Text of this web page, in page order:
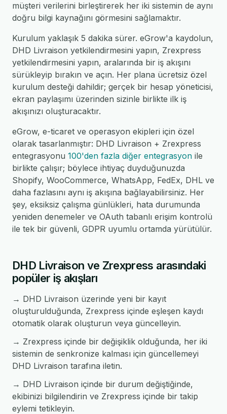
müşteri verilerini birleştirerek her iki sistemin de aynı
doğru bilgi kaynağını görmesini sağlamaktır.
Kurulum yaklaşık 5 dakika sürer. eGrow'a kaydolun,
DHD Livraison yetkilendirmesini yapın, Zrexpress
yetkilendirmesini yapın, aralarında bir iş akışını
sürükleyip bırakın ve açın. Her plana ücretsiz özel
kurulum desteği dahildir; gerçek bir hesap yöneticisi,
ekran paylaşımı üzerinden sizinle birlikte ilk iş
akışınızı oluşturacaktır.
eGrow, e-ticaret ve operasyon ekipleri için özel
olarak tasarlanmıştır: DHD Livraison + Zrexpress
entegrasyonu 100'den fazla diğer entegrasyon ile
birlikte çalışır; böylece ihtiyaç duyduğunuzda
Shopify, WooCommerce, WhatsApp, FedEx, DHL ve
daha fazlasını aynı iş akışına bağlayabilirsiniz. Her
şey, eksiksiz çalışma günlükleri, hata durumunda
yeniden denemeler ve OAuth tabanlı erişim kontrolü
ile tek bir güvenli, GDPR uyumlu ortamda yürütülür.
DHD Livraison ve Zrexpress arasındaki
popüler iş akışları
→ DHD Livraison üzerinde yeni bir kayıt
oluşturulduğunda, Zrexpress içinde eşleşen kaydı
otomatik olarak oluşturun veya güncelleyin.
→ Zrexpress içinde bir değişiklik olduğunda, her iki
sistemin de senkronize kalması için güncellemeyi
DHD Livraison tarafına iletin.
→ DHD Livraison içinde bir durum değiştiğinde,
ekibinizi bilgilendirin ve Zrexpress içinde bir takip
eylemi tetikleyin.